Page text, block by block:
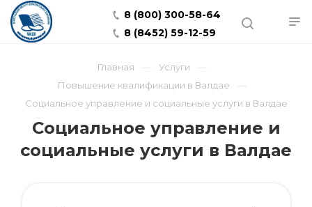
8 (800) 300-58-64
8 (8452) 59-12-59
Главная
Услуги
Повышение квалификации в Валдае
Социальное управление и социальные услуги в Валдае
Социальное управление и
социальные услуги в Валдае